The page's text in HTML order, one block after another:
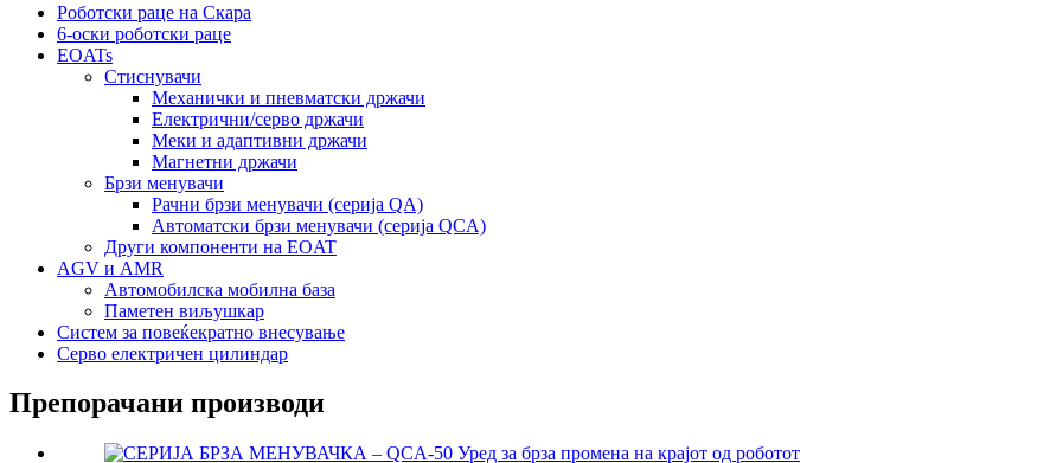
Роботски раце на Скара
6-оски роботски раце
EOATs
Стиснувачи
Механички и пневматски држачи
Електрични/серво држачи
Меки и адаптивни држачи
Магнетни држачи
Брзи менувачи
Рачни брзи менувачи (серија QA)
Автоматски брзи менувачи (серија QCA)
Други компоненти на EOAT
AGV и AMR
Автомобилска мобилна база
Паметен виљушкар
Систем за повеќекратно внесување
Серво електричен цилиндар
Препорачани производи